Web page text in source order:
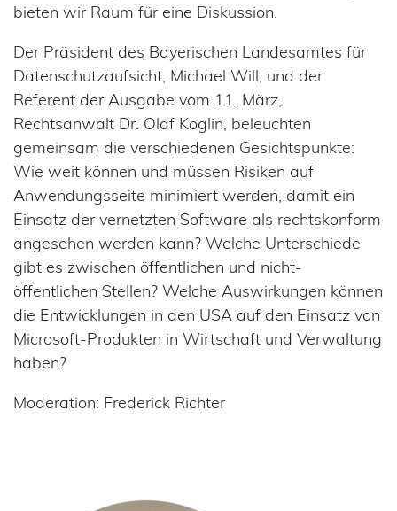
bieten wir Raum für eine Diskussion.
Der Präsident des Bayerischen Landesamtes für
Datenschutzaufsicht, Michael Will, und der
Referent der Ausgabe vom 11. März,
Rechtsanwalt Dr. Olaf Koglin, beleuchten
gemeinsam die verschiedenen Gesichtspunkte:
Wie weit können und müssen Risiken auf
Anwendungsseite minimiert werden, damit ein
Einsatz der vernetzten Software als rechtskonform
angesehen werden kann? Welche Unterschiede
gibt es zwischen öffentlichen und nicht-
öffentlichen Stellen? Welche Auswirkungen können
die Entwicklungen in den USA auf den Einsatz von
Microsoft-Produkten in Wirtschaft und Verwaltung
haben?
Moderation: Frederick Richter